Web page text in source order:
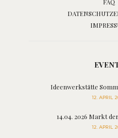
FAQ
Ideenwerkstätte
12. APRIL
14.04. 2026 Markt
12. APRIL